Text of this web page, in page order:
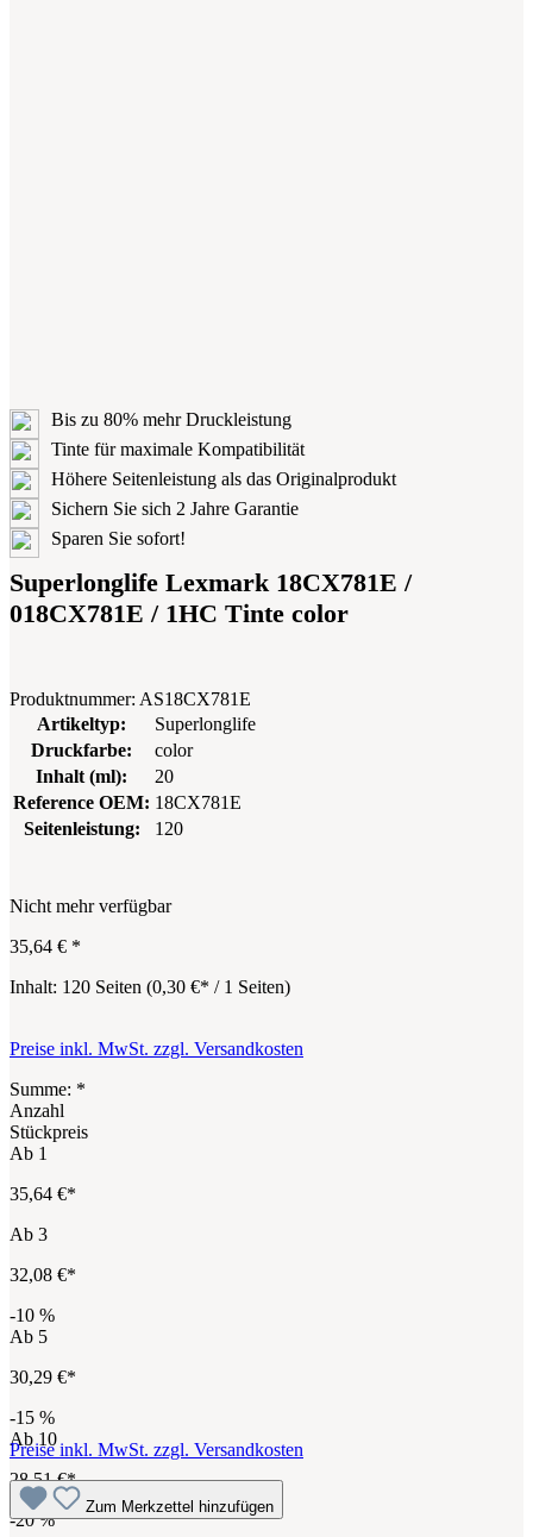
Bis zu 80% mehr Druckleistung
Tinte für maximale Kompatibilität
Höhere Seitenleistung als das Originalprodukt
Sichern Sie sich 2 Jahre Garantie
Sparen Sie sofort!
Superlonglife Lexmark 18CX781E /
018CX781E / 1HC Tinte color
Produktnummer: AS18CX781E
Artikeltyp:
Superlonglife
Druckfarbe:
color
Inhalt (ml):
20
Reference OEM: 18CX781E
Seitenleistung:
120
Nicht mehr verfügbar
35,64 € *
Inhalt: 120 Seiten (0,30 €* / 1 Seiten)
Preise inkl. MwSt. zzgl. Versandkosten
Summe: *
Anzahl
Stückpreis
Ab 1
35,64 €*
Ab 3
32,08 €*
-10 %
Ab 5
30,29 €*
-15 %
Ab10
28,51 €*
-20%
Preise inkl. MwSt. zzgl. Versandkosten
Zum Merkzettel hinzufügen